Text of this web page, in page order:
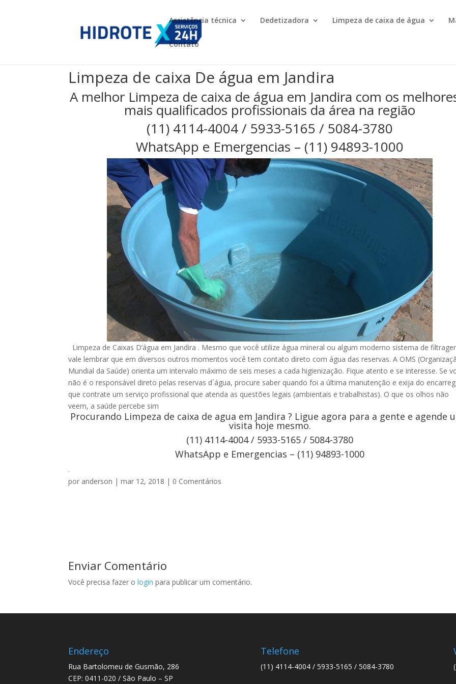
Assistência técnica Dedetizadora Limpeza de caixa de água
Contato
Limpeza de caixa De água em Jandira
A melhor Limpeza de caixa de água em Jandira com os
mais qualificados profissionais da área na região
(11) 4114-4004 / 5933-5165 / 5084-3780
WhatsApp e Emergencias – (11) 94893-1000
Limpeza de Caixas D’água em Jandira . Mesmo que você utilize água mineral ou algum moderno sistema de
vale lembrar que em diversos outros momentos você tem contato direto com água das reservas. A OMS
Mundial da Saúde) orienta um intervalo máximo de seis meses a cada higienização. Fique atento e se interesse. Se
não é o responsável direto pelas reservas d´água, procure saber quando foi a última manutenção e exija do
que contrate um serviço profissional que atenda as questões legais (ambientais e trabalhistas). O que os olhos não
veem, a saúde percebe sim
Procurando Limpeza de caixa de agua em Jandira ? Ligue agora para a gente e agende
visita hoje mesmo.
(11) 4114-4004 / 5933-5165 / 5084-3780
WhatsApp e Emergencias – (11) 94893-1000
.
por anderson |mar 12, 2018 | 0 Comentários
Enviar Comentário
Você precisa fazer ologin para publicar um comentário.
Endereço
Rua Bartolomeu de Gusmão, 286
CEP: 0411-020 / São Paulo – SP
Telefone
(11) 4114-4004 / 5933-5165 / 5084-3780